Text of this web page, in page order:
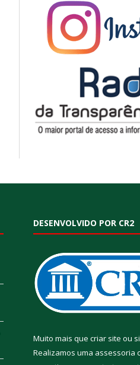
DESENVOLVIDO POR CR2
Muito mais que criar site ou
Realizamos uma assessoria